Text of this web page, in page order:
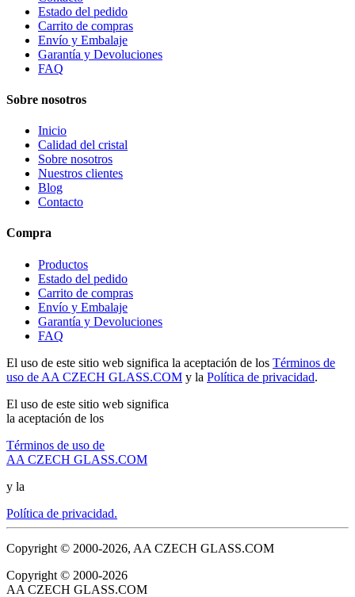
Estado del pedido
Carrito de compras
Envío y Embalaje
Garantía y Devoluciones
FAQ
Sobre nosotros
Inicio
Calidad del cristal
Sobre nosotros
Nuestros clientes
Blog
Contacto
Compra
Productos
Estado del pedido
Carrito de compras
Envío y Embalaje
Garantía y Devoluciones
FAQ
El uso de este sitio web significa la aceptación de los Términos de
uso de AA CZECH GLASS.COM y la Política de privacidad.
El uso de este sitio web significa
la aceptación de los
Términos de uso de
AA CZECH GLASS.COM
y la
Política de privacidad.
Copyright © 2000-2026, AA CZECH GLASS.COM
Copyright © 2000-2026
AA CZECH GLASS.COM